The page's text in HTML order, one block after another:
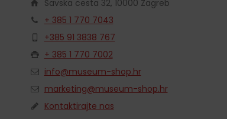
Savska cesta 32, 10000 Zagreb
+ 385 1 770 7043
+385 91 3838 767
+ 385 1 770 7002
info@museum-shop.hr
marketing@museum-shop.hr
Kontaktirajte nas